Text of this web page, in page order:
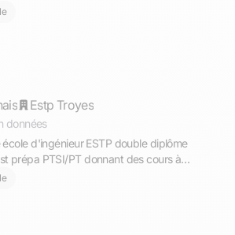
Option Internationale Italien,
(bac italien)
Estp Troyes
données
d'ingénieur ESTP double diplôme
prépa PTSI/PT donnant des cours à
matières scientifiques et en
les niveaux.